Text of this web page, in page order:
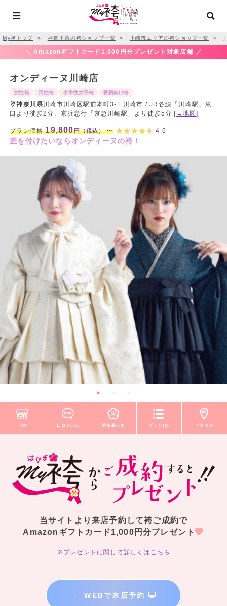
My袴トップ ＞ 神奈川県の袴ショップ一覧 ＞ 川崎市エリアの袴ショップ一覧 ＞
＼ Amazonギフトカード1,000円分プレゼント対象店舗 ／
オンディーヌ川崎店
女性袴 男性袴 小学生女子袴 教員向け袴
神奈川県 川崎市川崎区駅前本町3-1 川崎市 / JR各線「川崎駅」東
口より徒歩2分、京浜急行「京急川崎駅」より徒歩5分[→地図]
プラン価格19,800円（税込）〜 4.6
差を付けたいならオンディーヌの袴！
TOP 口コミ(71) 袴衣装(50) プラン(2) アクセス
当サイトより来店予約して袴ご成約で
Amazonギフトカード1,000円分プレゼント
※プレゼントに関して詳しくはこちら
→ WEBで来店予約